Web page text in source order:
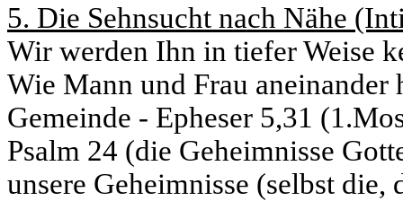
5. Die Sehnsucht nach Nähe
Wir werden Ihn in tiefer Weise
Wie Mann und Frau aneinander
Gemeinde - Epheser 5,31
Psalm 24 (die Geheimnisse
unsere Geheimnisse (selbst